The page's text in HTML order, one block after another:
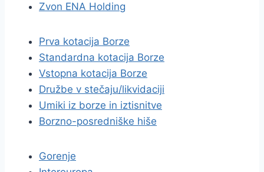
Zvon ENA Holding
Prva kotacija Borze
Standardna kotacija Borze
Vstopna kotacija Borze
Družbe v stečaju/likvidaciji
Umiki iz borze in iztisnitve
Borzno-posredniške hiše
Gorenje